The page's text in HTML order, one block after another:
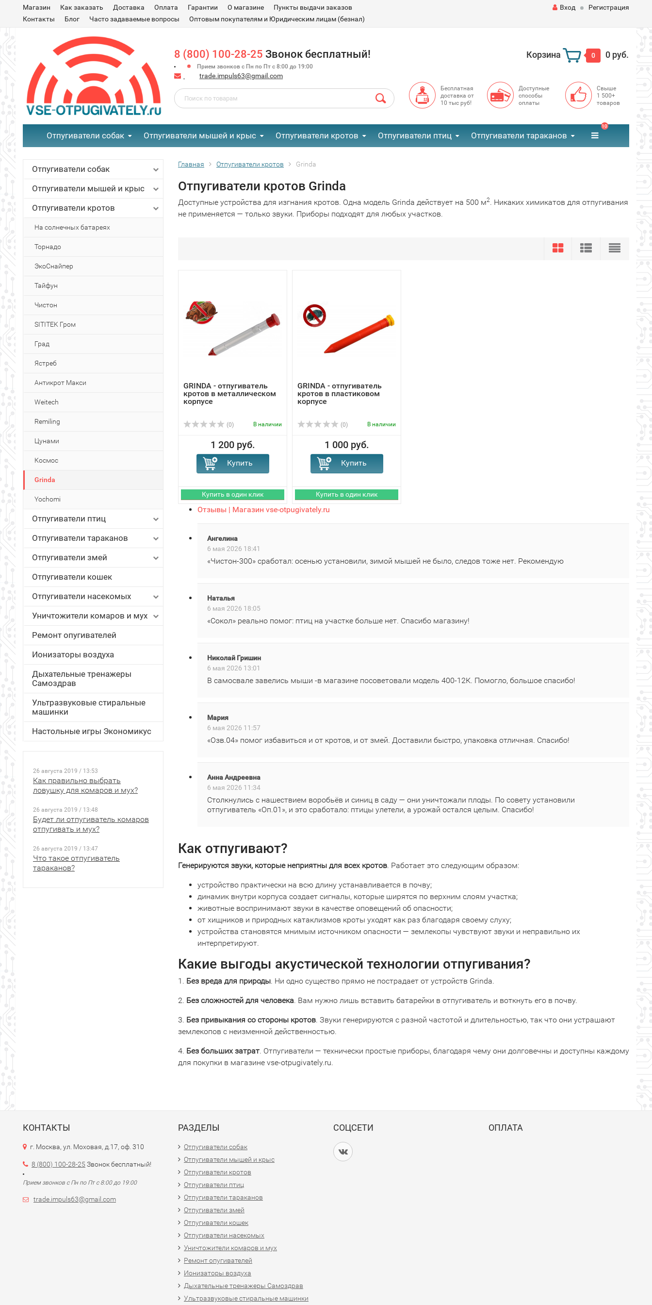
Магазин Как заказать Доставка Оплата Гарантии О магазине
Пункты выдачи заказов
Контакты
Блог Часто задаваемые вопросы Оптовым покупателям и Юридическим лицам (безнал)
Вход Регистрация
8 (800) 100-28-25 Звонок бесплатный!
Прием звонков с Пн по Пт с 8:00 до 19:00
trade.impuls63@gmail.com
Корзина 0 0 руб.
Бесплатная
доставка от
10 тыс руб!
Доступные
способы
оплаты
Свыше
1 500+
товаров
Отпугиватели собак Отпугиватели мышей и крыс Отпугиватели кротов Отпугиватели птиц Отпугиватели тараканов
10
Отпугиватели собак
Отпугиватели мышей и крыс
Отпугиватели кротов
На солнечных батареях
Торнадо
ЭкоСнайпер
Тайфун
Чистон
SITITEK Гром
Град
Ястреб
Антикрот Макси
Weitech
Remiling
Цунами
Космос
Grinda
Yochomi
Отпугиватели птиц
Отпугиватели тараканов
Отпугиватели змей
Отпугиватели кошек
Отпугиватели насекомых
Уничтожители комаров и мух
Ремонт опугивателей
Ионизаторы воздуха
Дыхательные тренажеры
Самоздрав
Ультразвуковые стиральные
машинки
Настольные игры Экономикус
26 августа 2019 / 13:53
Как правильно выбрать
ловушку для комаров и мух?
26 августа 2019 / 13:48
Будет ли отпугиватель комаров
отпугивать и мух?
26 августа 2019 / 13:47
Что такое отпугиватель
тараканов?
Главная Отпугиватели кротов Grinda
Отпугиватели кротов Grinda
Доступные устройства для изгнания кротов. Одна модель Grinda действует на 500 м2. Никаких химикатов для отпугивания
не применяется — только звуки. Приборы подходят для любых участков.
GRINDA - отпугиватель
кротов в металлическом
корпусе
(0) В наличии
1 200 руб.
GRINDA - отпугиватель
кротов в пластиковом
корпусе
(0) В наличии
1 000 руб.
Отзывы | Магазин vse-otpugivately.ru
Ангелина
6 мая 2026 18:41
«Чистон‑300» сработал: осенью установили, зимой мышей не было, следов тоже нет. Рекомендую
Наталья
6 мая 2026 18:05
«Сокол» реально помог: птиц на участке больше нет. Спасибо магазину!
Николай Гришин
6 мая 2026 13:01
В самосвале завелись мыши -в магазине посоветовали модель 400‑12К. Помогло, большое спасибо!
Мария
6 мая 2026 11:57
«Озв.04» помог избавиться и от кротов, и от змей. Доставили быстро, упаковка отличная. Спасибо!
Анна Андреевна
6 мая 2026 11:34
Столкнулись с нашествием воробьёв и синиц в саду — они уничтожали плоды. По совету установили
отпугиватель «Оп.01», и это сработало: птицы улетели, а урожай остался целым. Спасибо!
Как отпугивают?
Генерируются звуки, которые неприятны для всех кротов. Работает это следующим образом:
устройство практически на всю длину устанавливается в почву;
динамик внутри корпуса создает сигналы, которые ширятся по верхним слоям участка;
животные воспринимают звуки в качестве оповещений об опасности;
от хищников и природных катаклизмов кроты уходят как раз благодаря своему слуху;
устройства становятся мнимым источником опасности — землекопы чувствуют звуки и неправильно их
интерпретируют.
Какие выгоды акустической технологии отпугивания?
1. Без вреда для природы. Ни одно существо прямо не пострадает от устройств Grinda.
2. Без сложностей для человека. Вам нужно лишь вставить батарейки в отпугиватель и воткнуть его в почву.
3. Без привыкания со стороны кротов. Звуки генерируются с разной частотой и длительностью, так что они устрашают
землекопов с неизменной действенностью.
4. Без больших затрат. Отпугиватели — технически простые приборы, благодаря чему они долговечны и доступны каждому
для покупки в магазине vse-otpugivately.ru.
КОНТАКТЫ
г. Москва, ул. Моховая, д.17, оф. 310
8 (800) 100-28-25 Звонок бесплатный!
Прием звонков с Пн по Пт с 8:00 до 19:00
trade.impuls63@gmail.com
РАЗДЕЛЫ
Отпугиватели собак
Отпугиватели мышей и крыс
Отпугиватели кротов
Отпугиватели птиц
Отпугиватели тараканов
Отпугиватели змей
Отпугиватели кошек
Отпугиватели насекомых
Уничтожители комаров и мух
Ремонт опугивателей
Ионизаторы воздуха
Дыхательные тренажеры Самоздрав
Ультразвуковые стиральные машинки
СОЦСЕТИ ОПЛАТА